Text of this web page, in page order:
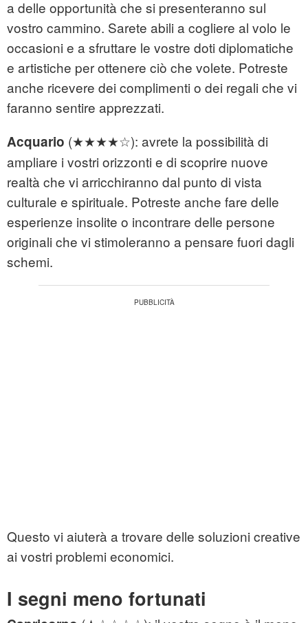
a delle opportunità che si presenteranno sul
vostro cammino. Sarete abili a cogliere al volo le
occasioni e a sfruttare le vostre doti diplomatiche
e artistiche per ottenere ciò che volete. Potreste
anche ricevere dei complimenti o dei regali che vi
faranno sentire apprezzati.
Acquario (★★★★☆): avrete la possibilità di
ampliare i vostri orizzonti e di scoprire nuove
realtà che vi arricchiranno dal punto di vista
culturale e spirituale. Potreste anche fare delle
esperienze insolite o incontrare delle persone
originali che vi stimoleranno a pensare fuori dagli
schemi.
Questo vi aiuterà a trovare delle soluzioni creative
ai vostri problemi economici.
I segni meno fortunati